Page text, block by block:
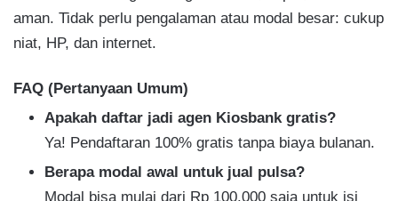
aman. Tidak perlu pengalaman atau modal besar: cukup
niat, HP, dan internet.
FAQ (Pertanyaan Umum)
Apakah daftar jadi agen Kiosbank gratis?
Ya! Pendaftaran 100% gratis tanpa biaya bulanan.
Berapa modal awal untuk jual pulsa?
Modal bisa mulai dari Rp 100.000 saja untuk isi